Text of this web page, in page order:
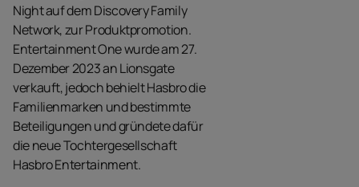
Night auf dem Discovery Family
Network, zur Produktpromotion.
Entertainment One wurde am 27.
Dezember 2023 an Lionsgate
verkauft, jedoch behielt Hasbro die
Familienmarken und bestimmte
Beteiligungen und gründete dafür
die neue Tochtergesellschaft
Hasbro Entertainment.